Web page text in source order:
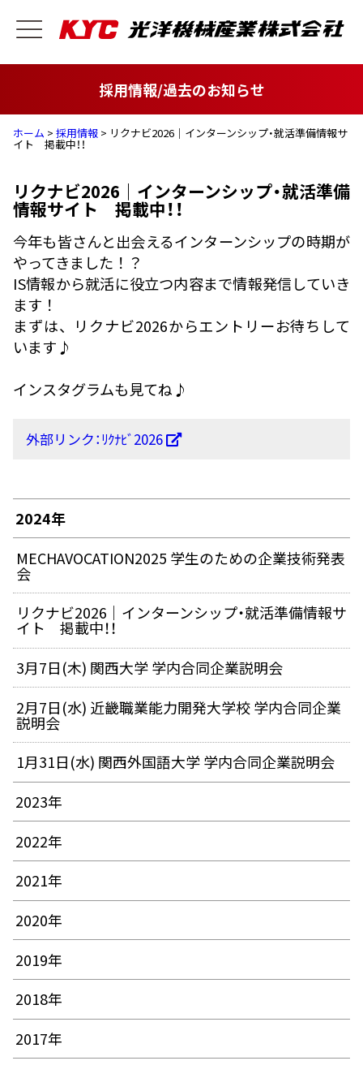
採用情報/過去のお知らせ
ホーム > 採用情報 > リクナビ2026｜インターンシップ・就活準備情報サ
イト 掲載中！！
リクナビ2026｜インターンシップ・就活準備
情報サイト 掲載中！！
今年も皆さんと出会えるインターンシップの時期が
やってきました！？
IS情報から就活に役立つ内容まで情報発信していき
ます！
まずは、リクナビ2026からエントリーお待ちして
います♪
インスタグラムも見てね♪
外部リンク：ﾘｸﾅﾋﾞ2026
2024年
MECHAVOCATION2025 学生のための企業技術発表
会
リクナビ2026｜インターンシップ・就活準備情報サ
イト 掲載中！！
3月7日(木) 関西大学 学内合同企業説明会
2月7日(水) 近畿職業能力開発大学校 学内合同企業
説明会
1月31日(水) 関西外国語大学 学内合同企業説明会
2023年
2022年
2021年
2020年
2019年
2018年
2017年